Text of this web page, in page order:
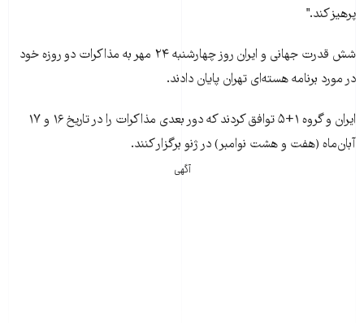
پرهيز کند."
شش قدرت جهانی و ايران روز چهارشنبه ۲۴ مهر به مذاکرات دو روزه خود
در مورد برنامه هسته‌ای تهران پايان دادند.
ايران و گروه ۱+۵ توافق کردند که دور بعدی مذاکرات را در تاريخ ۱۶ و ۱۷
آبان‌ماه (هفت و هشت نوامبر) در ژنو برگزار کنند.
آگهی